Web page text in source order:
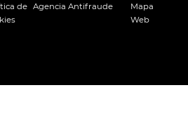
de Agencia Antifraude
Mapa
Web